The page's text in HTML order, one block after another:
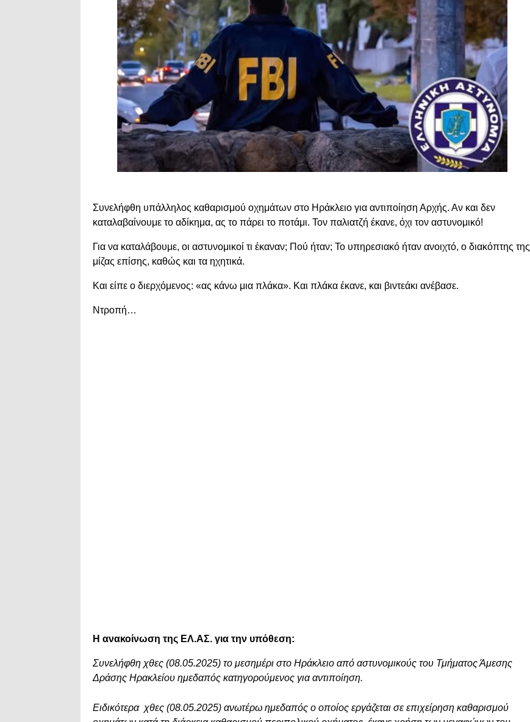
Συνελήφθη υπάλληλος καθαρισμού οχημάτων στο Ηράκλειο για αντιποίηση Αρχής. Αν και δεν
καταλαβαίνουμε το αδίκημα, ας το πάρει το ποτάμι. Τον παλιατζή έκανε, όχι τον αστυνομικό!
Για να καταλάβουμε, οι αστυνομικοί τι έκαναν; Πού ήταν; Το υπηρεσιακό ήταν ανοιχτό, ο διακόπτης της
μίζας επίσης, καθώς και τα ηχητικά.
Και είπε ο διερχόμενος: «ας κάνω μια πλάκα». Και πλάκα έκανε, και βιντεάκι ανέβασε.
Ντροπή…
Η ανακοίνωση της ΕΛ.ΑΣ. για την υπόθεση:
Συνελήφθη χθες (08.05.2025) το μεσημέρι στο Ηράκλειο από αστυνομικούς του Τμήματος Άμεσης
Δράσης Ηρακλείου ημεδαπός κατηγορούμενος για αντιποίηση.
Ειδικότερα χθες (08.05.2025) ανωτέρω ημεδαπός ο οποίος εργάζεται σε επιχείρηση καθαρισμού